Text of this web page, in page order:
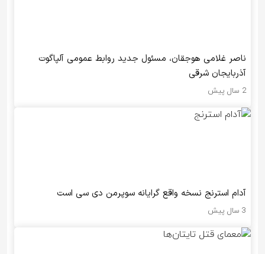
ناصر غلامی هوجقان، مسئول جدید روابط عمومی آلپاگوت
آذربایجان شرقی
2 سال پیش
آدام استرنج نسخه واقع گرایانه سوپرمن دی سی است
3 سال پیش